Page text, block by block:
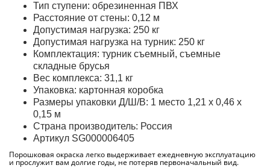
Тип ступени: обрезиненная ПВХ
Расстояние от стены: 0,12 м
Допустимая нагрузка: 250 кг
Допустимая нагрузка на турник: 250 кг
Комплектация: турник съемный, съемные
складные брусья
Вес комплекса: 31,1 кг
Упаковка: картонная коробка
Размеры упаковки Д/Ш/В: 1 место 1,21 х 0,46 х
0,15 м
Страна производитель: Россия
Артикул SG000006405
Порошковая окраска легко выдерживает ежедневную эксплуатацию
и прослужит вам долгие годы, не потеряв первоначальный вид.